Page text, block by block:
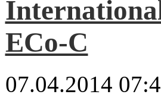
ECo-C
07.04.2014